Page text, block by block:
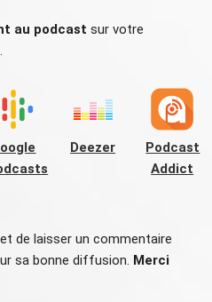
au podcast sur votre
Deezer
Podcast
Addict
de laisser un commentaire
sa bonne diffusion. Merci